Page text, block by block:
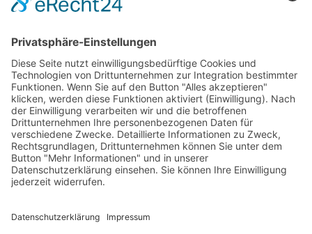
Kontakt
0203 - 3965 710
info@friondo.de
Whatsapp
Mo - Fr von 8 - 17 Uhr
SCHREIBEN SIE UNS